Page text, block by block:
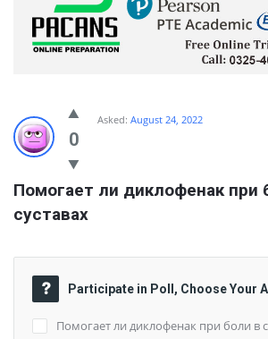
0
Asked: August 24, 2022
Помогает ли диклофенак при
суставах
Participate in Poll, Choose Your
Помогает ли диклофенак при боли в